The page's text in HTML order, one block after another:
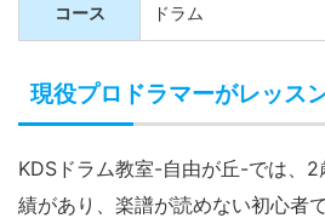
コース ドラム
現役プロドラマーがレッス
KDSドラム教室-自由が丘-では、
績があり、楽譜が読めない初心者